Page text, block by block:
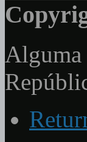
Alguma